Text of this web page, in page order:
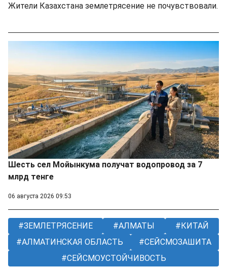
Жители Казахстана землетрясение не почувствовали.
Шесть сел Мойынкума получат водопровод за 7
млрд тенге
06 августа 2026 09:53
ЗЕМЛЕТРЯСЕНИЕ АЛМАТЫ
КИТАЙ
АЛМАТИНСКАЯ ОБЛАСТЬ
СЕЙСМОЗАШИТА
СЕЙСМОУСТОЙЧИВОСТЬ